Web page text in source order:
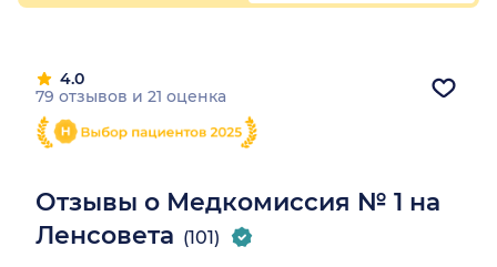
Отзывы о Медкомиссия № 1 на
Ленсовета (101)
4.0
79 отзывов и 21 оценка